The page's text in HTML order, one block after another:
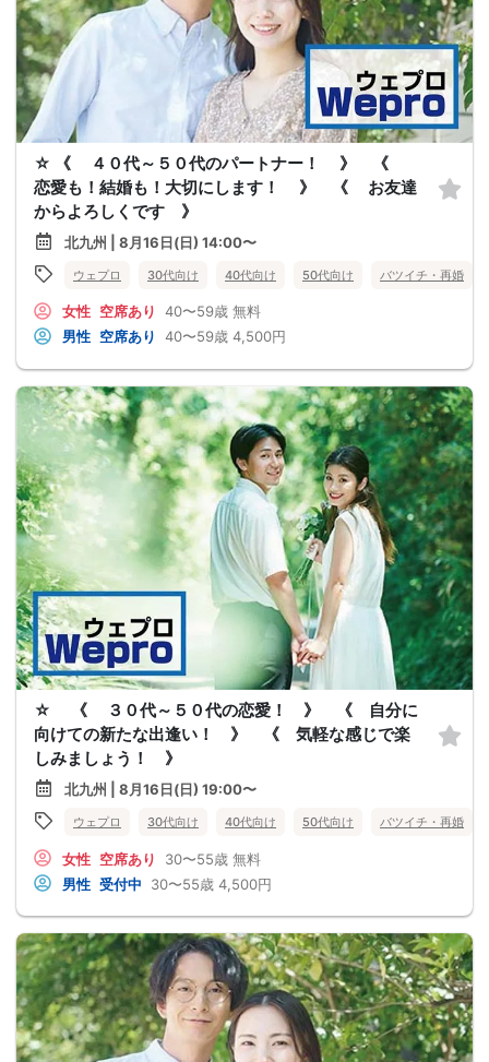
☆ 《 ４０代～５０代のパートナー！ 》 《
恋愛も！結婚も！大切にします！ 》 《 お友達
からよろしくです 》
北九州 | 8月16日(日) 14:00〜
ウェプロ 30代向け 40代向け 50代向け バツイチ・再婚
女性 空席あり 40〜59歳 無料
男性 空席あり 40〜59歳 4,500円
☆ 《 ３０代～５０代の恋愛！ 》 《 自分に
向けての新たな出逢い！ 》 《 気軽な感じで楽
しみましょう！ 》
北九州 | 8月16日(日) 19:00〜
ウェプロ 30代向け 40代向け 50代向け バツイチ・再婚
女性 空席あり 30〜55歳 無料
男性 受付中 30〜55歳 4,500円